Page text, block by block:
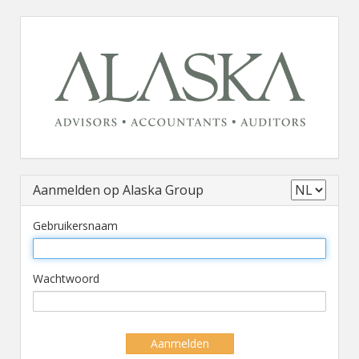
Aanmelden op Alaska Group
Gebruikersnaam
Wachtwoord
Aanmelden